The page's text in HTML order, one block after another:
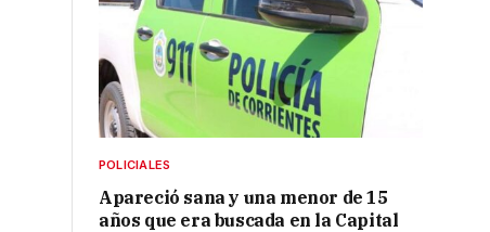
POLICIALES
Apareció sana y una menor de 15
años que era buscada en la Capital